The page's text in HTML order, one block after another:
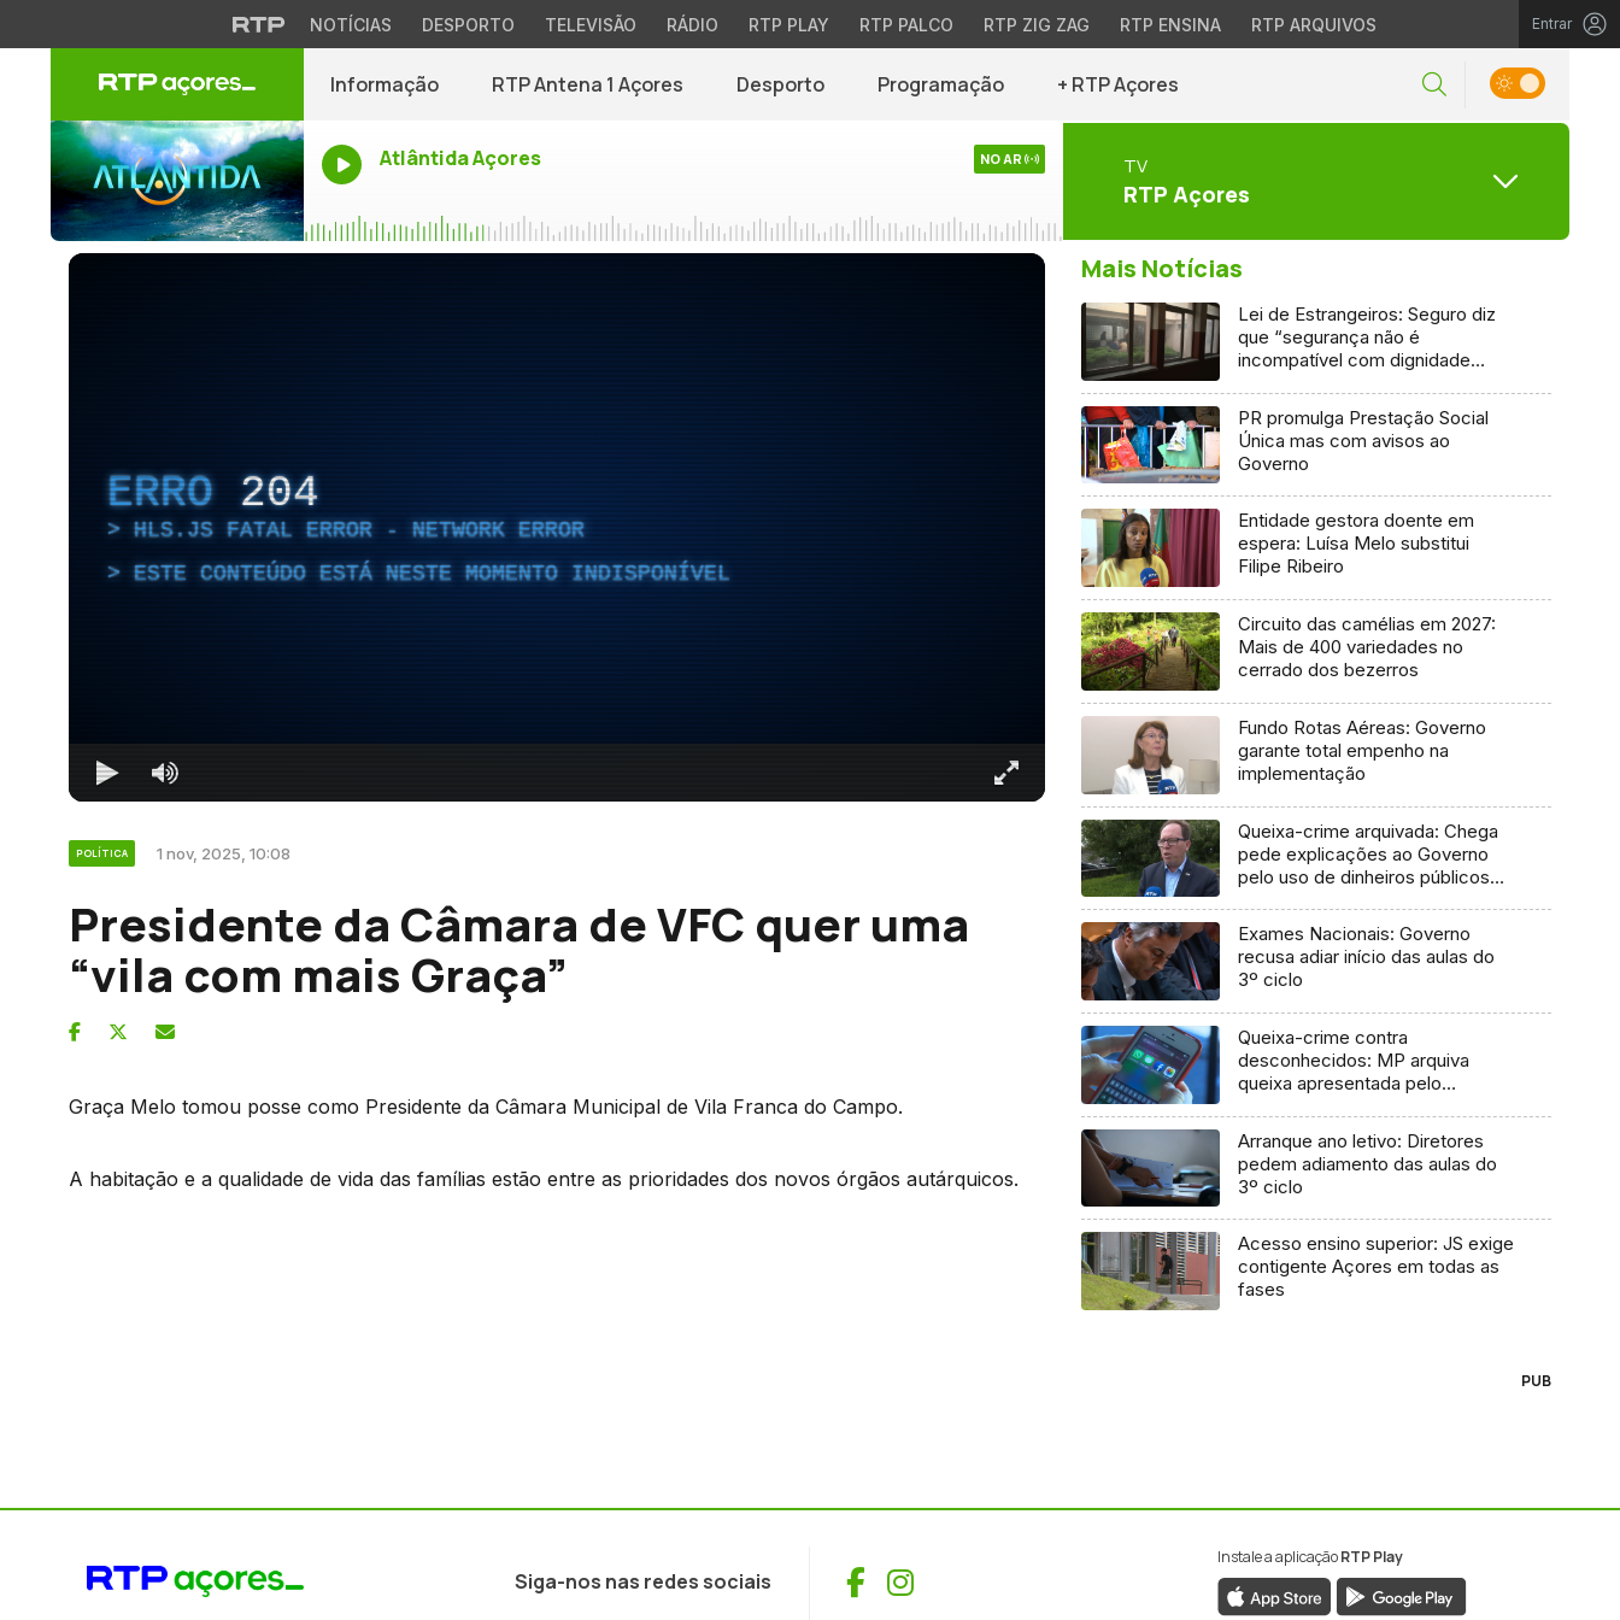
NOTÍCIAS DESPORTO TELEVISÃO RÁDIO RTP PLAY RTP PALCO RTP ZIG ZAG RTP ENSINA RTP ARQUIVOS Entrar
Informação RTP Antena 1 Açores Desporto Programação + RTP Açores
Atlântida Açores NO AR TV
RTP Açores
ERRO 204
HLS.JS FATAL ERROR - NETWORK ERROR
ESTE CONTEÚDO ESTÁ NESTE MOMENTO INDISPONÍVEL
POLÍTICA 1 nov, 2025, 10:08
Presidente da Câmara de VFC quer uma
“vila com mais Graça”
Graça Melo tomou posse como Presidente da Câmara Municipal de Vila Franca do Campo.
A habitação e a qualidade de vida das famílias estão entre as prioridades dos novos órgãos autárquicos.
Mais Notícias
Lei de Estrangeiros: Seguro diz
que “segurança não é
incompatível com dignidade
PR promulga Prestação Social
Única mas com avisos ao
Governo
Entidade gestora doente em
espera: Luísa Melo substitui
Filipe Ribeiro
Circuito das camélias em 2027:
Mais de 400 variedades no
cerrado dos bezerros
Fundo Rotas Aéreas: Governo
garante total empenho na
implementação
Queixa-crime arquivada: Chega
pede explicações ao Governo
pelo uso de dinheiros públicos
Exames Nacionais: Governo
recusa adiar início das aulas do
3º ciclo
Queixa-crime contra
desconhecidos: MP arquiva
queixa apresentada pelo
Arranque ano letivo: Diretores
pedem adiamento das aulas do
3º ciclo
Acesso ensino superior: JS exige
contigente Açores em todas as
fases
PUB
Siga-nos nas redes sociais Facebook
Instagram
Instale a aplicaçãoRTP Play